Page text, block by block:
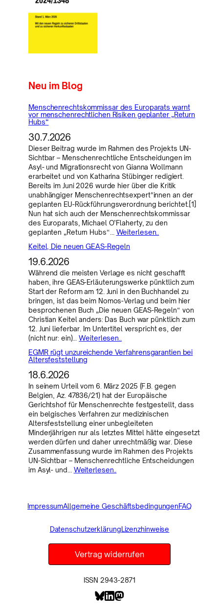
Neu im Blog
Menschenrechtskommissar des Europarats warnt
vor menschenrechtlichen Risiken geplanter „Return
Hubs“
30.7.2026
Dieser Beitrag wurde im Rahmen des Projekts UN-
Sichtbar – Menschenrechtliche Entscheidungen im
Asyl- und Migrationsrecht von Gianna Wollmann
erarbeitet und von Katharina Stübinger redigiert.
Bereits im Juni 2026 wurde hier über die Kritik
unabhängiger Menschenrechtsexpert*innen an der
geplanten EU-Rückführungsverordnung berichtet.[1]
Nun hat sich auch der Menschenrechtskommissar
des Europarats, Michael O’Flaherty, zu den
geplanten „Return Hubs“… Weiterlesen..
Keitel, Die neuen GEAS-Regeln
19.6.2026
Während die meisten Verlage es nicht geschafft
haben, ihre GEAS-Erläuterungswerke pünktlich zum
Start der Reform am 12. Juni in den Buchhandel zu
bringen, ist das beim Nomos-Verlag und beim hier
besprochenen Buch „Die neuen GEAS-Regeln“ von
Christian Keitel anders: Das Buch war pünktlich zum
12. Juni lieferbar. Im Untertitel verspricht es, der
(nicht nur: ein)…Weiterlesen..
EGMR rügt unzureichende Verfahrensgarantien bei
Altersfeststellung
18.6.2026
In seinem Urteil vom 6. März 2025 (F.B. gegen
Belgien, Az. 47836/21) hat der Europäische
Gerichtshof für Menschenrechte festgestellt, dass
ein belgisches Verfahren zur medizinischen
Altersfeststellung einer unbegleiteten
Minderjährigen nur als letztes Mittel hätte eingesetzt
werden dürfen und daher unrechtmäßig war. Diese
Zusammenfassung wurde im Rahmen des Projekts
UN-Sichtbar – Menschenrechtliche Entscheidungen
im Asyl- und… Weiterlesen..
ImpressumAllgemeine GeschäftsbedingungenFAQ
DatenschutzerklärungLizenzhinweise
Vertrag widerrufen
ISSN 2943-2871